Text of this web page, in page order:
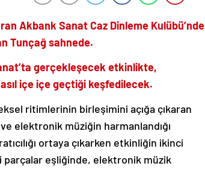
Akbank Sanat Caz Dinleme Kulübü’nde
Tunçağ sahnede.
gerçekleşecek etkinlikte,
içe içe geçtiği keşfedilecek.
ritimlerinin birleşimini açığa çıkaran
elektronik müziğin harmanlandığı
ortaya çıkarken etkinliğin ikinci
parçalar eşliğinde, elektronik müzik